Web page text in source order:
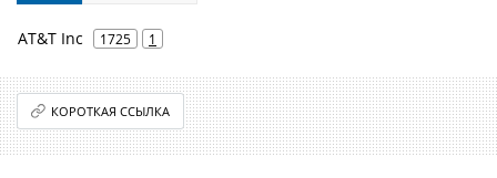
AT&T Inc 1725 1
КОРОТКАЯ ССЫЛКА